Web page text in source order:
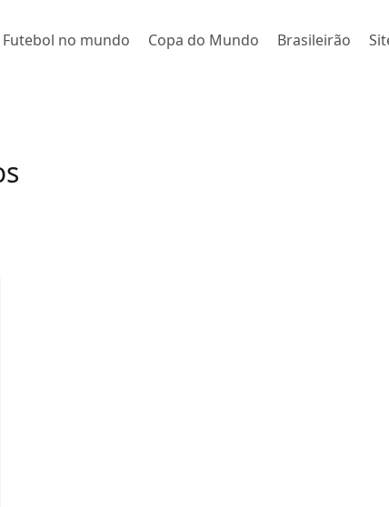
Futebol no mundo Copa do Mundo Brasileirão